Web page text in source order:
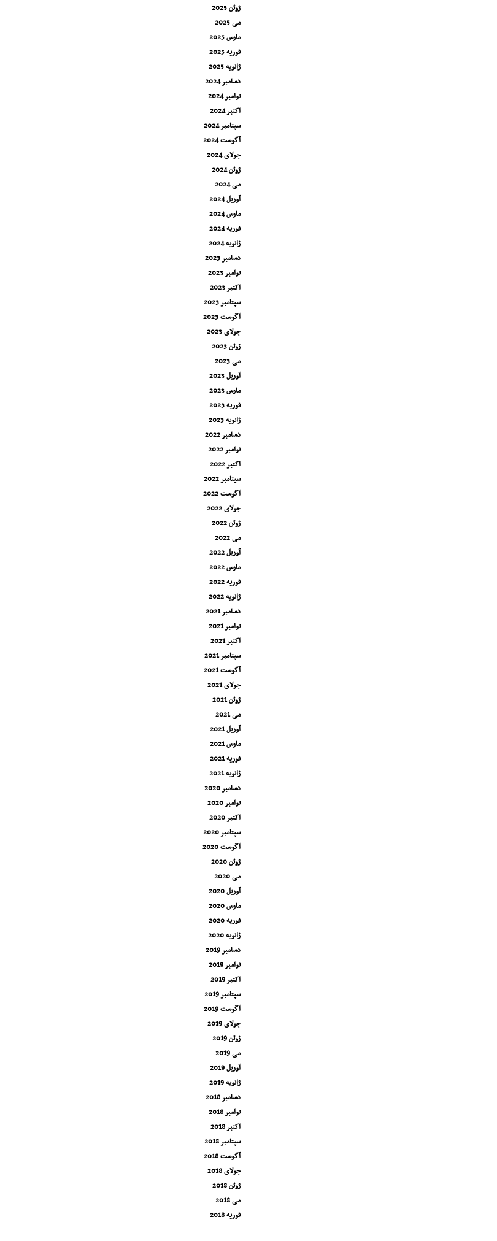
ژوئن 2025
می 2025
مارس 2025
فوریه 2025
ژانویه 2025
دسامبر 2024
نوامبر 2024
اکتبر 2024
سپتامبر 2024
آگوست 2024
جولای 2024
ژوئن 2024
می 2024
آوریل 2024
مارس 2024
فوریه 2024
ژانویه 2024
دسامبر 2023
نوامبر 2023
اکتبر 2023
سپتامبر 2023
آگوست 2023
جولای 2023
ژوئن 2023
می 2023
آوریل 2023
مارس 2023
فوریه 2023
ژانویه 2023
دسامبر 2022
نوامبر 2022
اکتبر 2022
سپتامبر 2022
آگوست 2022
جولای 2022
ژوئن 2022
می 2022
آوریل 2022
مارس 2022
فوریه 2022
ژانویه 2022
دسامبر 2021
نوامبر 2021
اکتبر 2021
سپتامبر 2021
آگوست 2021
جولای 2021
ژوئن 2021
می 2021
آوریل 2021
مارس 2021
فوریه 2021
ژانویه 2021
دسامبر 2020
نوامبر 2020
اکتبر 2020
سپتامبر 2020
آگوست 2020
ژوئن 2020
می 2020
آوریل 2020
مارس 2020
فوریه 2020
ژانویه 2020
دسامبر 2019
نوامبر 2019
اکتبر 2019
سپتامبر 2019
آگوست 2019
جولای 2019
ژوئن 2019
می 2019
آوریل 2019
ژانویه 2019
دسامبر 2018
نوامبر 2018
اکتبر 2018
سپتامبر 2018
آگوست 2018
جولای 2018
ژوئن 2018
می 2018
فوریه 2018